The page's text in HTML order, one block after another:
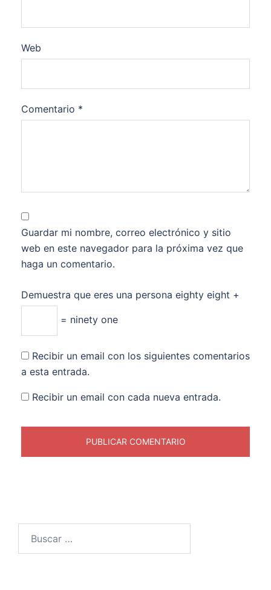
Web
Comentario *
Guardar mi nombre, correo electrónico y sitio
web en este navegador para la próxima vez que
haga un comentario.
Demuestra que eres una persona eighty eight +
= ninety one
Recibir un email con los siguientes comentarios
a esta entrada.
Recibir un email con cada nueva entrada.